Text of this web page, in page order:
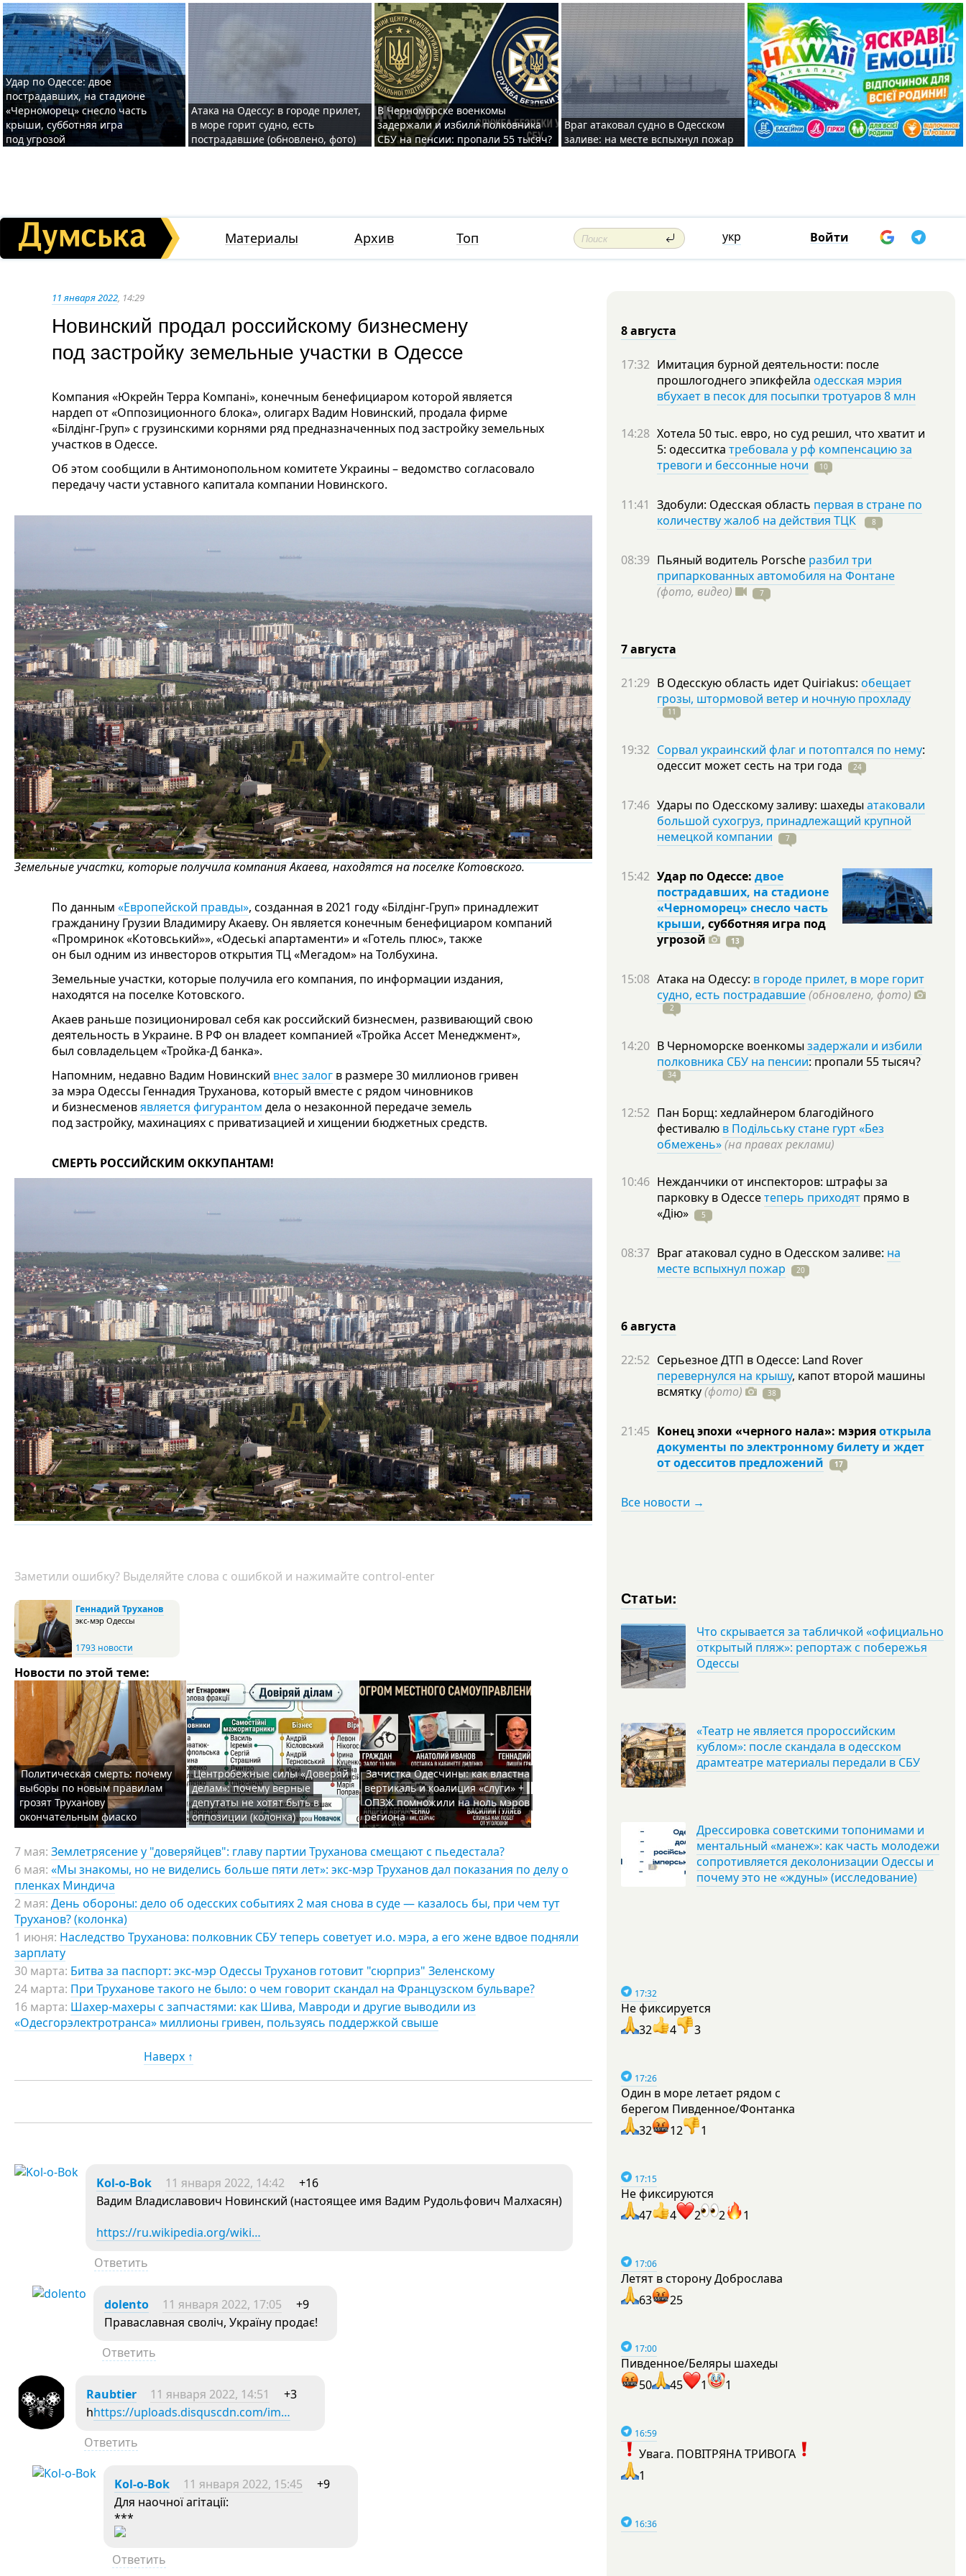
Удар по Одессе: двое
пострадавших, на стадионе
«Черноморец» снесло часть
крыши, субботняя игра
под угрозой
Атака на Одессу: в городе прилет,
в море горит судно, есть
пострадавшие (обновлено, фото)
В Черноморске военкомы
задержали и избили полковника
СБУ на пенсии: пропали 55 тысяч?
Враг атаковал судно в Одесском
заливе: на месте вспыхнул пожар
Материалы Архив Топ укр Войти
11 января 2022, 14:29
Новинский продал российскому бизнесмену
под застройку земельные участки в Одессе
Компания «Юкрейн Терра Компані», конечным бенефициаром которой является
нардеп от «Оппозиционного блока», олигарх Вадим Новинский, продала фирме
«Білдінг-Груп» с грузинскими корнями ряд предназначенных под застройку земельных
участков в Одессе.
Об этом сообщили в Антимонопольном комитете Украины – ведомство согласовало
передачу части уставного капитала компании Новинского.
Земельные участки, которые получила компания Акаева, находятся на поселке Котовского.
По данным «Европейской правды», созданная в 2021 году «Білдінг-Груп» принадлежит
гражданину Грузии Владимиру Акаеву. Он является конечным бенефициаром компаний
«Промринок «Котовський»», «Одеські апартаменти» и «Готель плюс», также
он был одним из инвесторов открытия ТЦ «Мегадом» на Толбухина.
Земельные участки, которые получила его компания, по информации издания,
находятся на поселке Котовского.
Акаев раньше позиционировал себя как российский бизнесмен, развивающий свою
деятельность в Украине. В РФ он владеет компанией «Тройка Ассет Менеджмент»,
был совладельцем «Тройка-Д банка».
Напомним, недавно Вадим Новинский внес залог в размере 30 миллионов гривен
за мэра Одессы Геннадия Труханова, который вместе с рядом чиновников
и бизнесменовявляется фигурантом дела о незаконной передаче земель
под застройку, махинациях с приватизацией и хищении бюджетных средств.
СМЕРТЬ РОССИЙСКИМ ОККУПАНТАМ!
Заметили ошибку? Выделяйте слова с ошибкой и нажимайте control-enter
Геннадий Труханов
экс-мэр Одессы
1793 новости
Новости по этой теме:
Политическая смерть: почему
выборы по новым правилам
грозят Труханову
окончательным фиаско
Центробежные силы «Доверяй
делам»: почему верные
депутаты не хотят быть в
оппозиции (колонка)
Зачистка Одесчины: как властна
вертикаль и коалиция «слуги» +
ОПЗЖ помножили на ноль мэров
региона
7 мая: Землетрясение у "доверяйцев": главу партии Труханова смещают с пьедестала?
6 мая: «Мы знакомы, но не виделись больше пяти лет»: экс-мэр Труханов дал показания по делу о
пленках Миндича
2 мая: День обороны: дело об одесских событиях 2 мая снова в суде — казалось бы, при чем тут
Труханов? (колонка)
1 июня: Наследство Труханова: полковник СБУ теперь советует и.о. мэра, а его жене вдвое подняли
зарплату
30 марта: Битва за паспорт: экс-мэр Одессы Труханов готовит "сюрприз" Зеленскому
24 марта: При Труханове такого не было: о чем говорит скандал на Французском бульваре?
16 марта: Шахер-махеры с запчастями: как Шива, Мавроди и другие выводили из
«Одесгорэлектротранса» миллионы гривен, пользуясь поддержкой свыше
Наверх ↑
Kol-o-Bok 11 января 2022, 14:42
+16
Вадим Владиславович Новинский (настоящее имя Вадим Рудольфович Малхасян)
https://ru.wikipedia.org/wiki…
Ответить
dolento 11 января 2022, 17:05
+9
Праваславная своліч, Україну продає!
Ответить
Raubtier 11 января 2022, 14:51
+3
hhttps://uploads.disquscdn.com/im…
Ответить
Kol-o-Bok 11 января 2022, 15:45
+9
Для наочної агітації:
***
Ответить
8 августа
17:32 Имитация бурной деятельности: после
прошлогоднего эпикфейла одесская мэрия
вбухает в песок для посыпки тротуаров 8 млн
14:28 Хотела 50 тыс. евро, но суд решил, что хватит и
5: одесситка требовала у рф компенсацию за
тревоги и бессонные ночи
10
11:41 Здобули: Одесская область первая в стране по
количеству жалоб на действия ТЦК
8
08:39 Пьяный водитель Porsche разбил три
припаркованных автомобиля на Фонтане
(фото, видео)
7
7 августа
21:29 В Одесскую область идет Quiriakus: обещает
грозы, штормовой ветер и ночную прохладу
11
19:32 Сорвал украинский флаг и потоптался по нему:
одессит может сесть на три года 24
17:46 Удары по Одесскому заливу: шахеды атаковали
большой сухогруз, принадлежащий крупной
немецкой компании
7
15:42 Удар по Одессе: двое
пострадавших, на стадионе
«Черноморец» снесло часть
крыши, субботняя игра под
угрозой
13
15:08 Атака на Одессу: в городе прилет, в море горит
судно, есть пострадавшие(обновлено, фото)
2
14:20 В Черноморске военкомы задержали и избили
полковника СБУ на пенсии: пропали 55тысяч?
34
12:52 Пан Борщ: хедлайнером благодійного
фестивалю в Подільську стане гурт «Без
обмежень»(на правах реклами)
10:46 Нежданчики от инспекторов: штрафы за
парковку в Одессетеперь приходят прямо в
«Дію»
5
08:37 Враг атаковал судно в Одесском заливе: на
месте вспыхнул пожар
20
6 августа
22:52 Серьезное ДТП в Одессе: Land Rover
перевернулся на крышу, капот второй машины
всмятку(фото) 38
21:45 Конец эпохи «черного нала»: мэрияоткрыла
документы по электронному билету и ждет
от одесситов предложений
17
Все новости →
Статьи:
Что скрывается за табличкой «официально
открытый пляж»: репортаж с побережья
Одессы
«Театр не является пророссийским
кублом»: после скандала в одесском
драмтеатре материалы передали в СБУ
Дрессировка советскими топонимами и
ментальный «манеж»: как часть молодежи
сопротивляется деколонизации Одессы и
почему это не «ждуны» (исследование)
17:32
Не фиксируется
32
4 3
17:26
Один в море летает рядом с
берегом Пивденное/Фонтанка
32
12 1
17:15
Не фиксируются
47
4 2 2 1
17:06
Летят в сторону Доброслава
63
25
17:00
Пивденное/Беляры шахеды
50
45 1 1
16:59
Увага. ПОВІТРЯНА ТРИВОГА
1
16:36